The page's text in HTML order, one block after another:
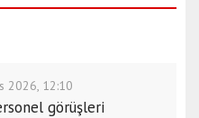
2026, 12:10
görüşleri